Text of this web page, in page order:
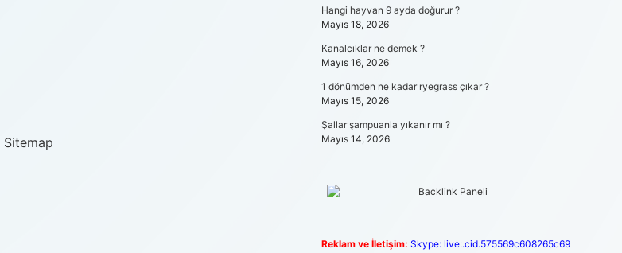
Sitemap
Hangi hayvan 9 ayda doğurur ?
Mayıs 18, 2026
Kanalcıklar ne demek ?
Mayıs 16, 2026
1 dönümden ne kadar ryegrass çıkar ?
Mayıs 15, 2026
Şallar şampuanla yıkanır mı ?
Mayıs 14, 2026
Reklam ve İletişim: Skype: live:.cid.575569c608265c69